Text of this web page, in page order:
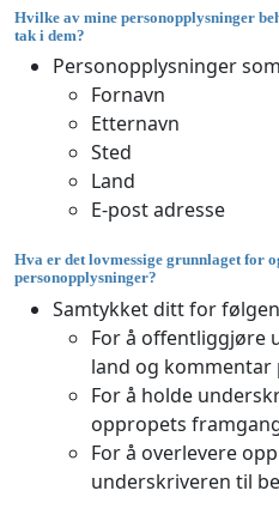
Hvilke av mine personopplysninger
tak i dem?
Personopplysninger
Fornavn
Etternavn
Sted
Land
E-post adresse
Hva er det lovmessige grunnlaget for
personopplysninger?
Samtykket ditt for
For å offentliggjøre
land og kommentar
For å holde
oppropets
For å overlevere
underskriveren til